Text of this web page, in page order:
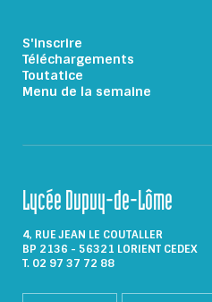
S'inscrire
Téléchargements
Toutatice
Menu de la semaine
Lycée Dupuy-de-Lôme
4, RUE JEAN LE COUTALLER
BP 2136 - 56321 LORIENT CEDEX
T. 02 97 37 72 88